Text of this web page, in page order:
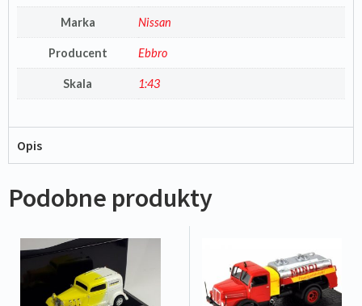
Marka Nissan
Producent Ebbro
Skala 1:43
Opis
Podobne produkty